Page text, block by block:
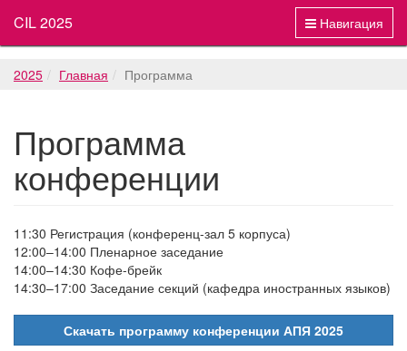
Навигация
CIL 2025
2025 Главная Программа
Программа
конференции
11:30 Регистрация (конференц-зал 5 корпуса)
12:00–14:00 Пленарное заседание
14:00–14:30 Кофе-брейк
14:30–17:00 Заседание секций (кафедра иностранных языков)
Скачать программу конференции АПЯ 2025